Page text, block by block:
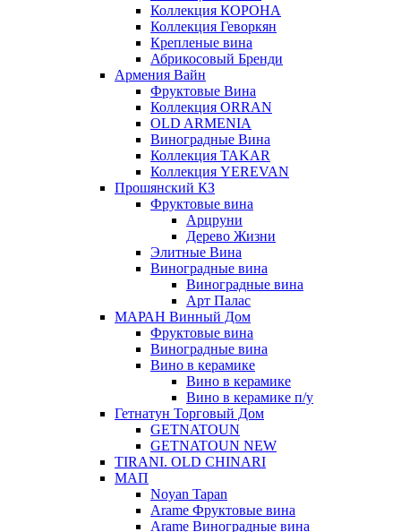
Коллекция КОРОНА
Коллекция Геворкян
Крепленые вина
Абрикосовый Бренди
Армения Вайн
Фруктовые Вина
Коллекция ORRAN
OLD ARMENIA
Виноградные Вина
Коллекция TAKAR
Коллекция YEREVAN
Прошянский КЗ
Фруктовые вина
Арцруни
Дерево Жизни
Элитные Вина
Виноградные вина
Виноградные вина
Арт Палас
МАРАН Винный Дом
Фруктовые вина
Виноградные вина
Вино в керамике
Вино в керамике
Вино в керамике п/у
Гетнатун Торговый Дом
GETNATOUN
GETNATOUN NEW
TIRANI. OLD CHINARI
МАП
Noyan Tapan
Arame Фруктовые вина
Arame Виноградные вина